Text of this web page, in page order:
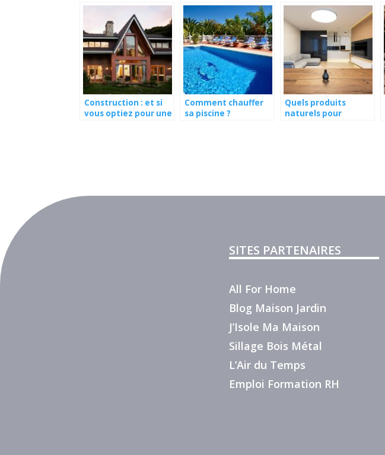
Construction : et si
vous optiez pour une
Comment chauffer
sa piscine ?
Quels produits
naturels pour
SITES PARTENAIRES
All For Home
Blog Maison Jardin
J’Isole Ma Maison
Sillage Bois Métal
L’Air du Temps
Emploi Formation RH